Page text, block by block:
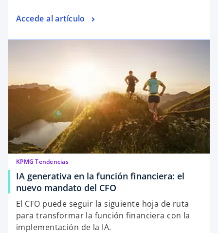
Accede al artículo
KPMG Tendencias
IA generativa en la función financiera: el
nuevo mandato del CFO
El CFO puede seguir la siguiente hoja de ruta
para transformar la función financiera con la
implementación de la IA.